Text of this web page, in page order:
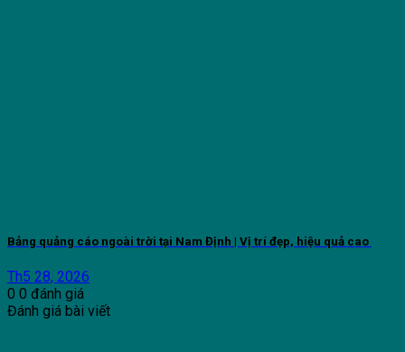
Bảng quảng cáo ngoài trời tại Nam Định | Vị trí đẹp, hiệu quả cao
Th5 28, 2026
0 0 đánh giá
Đánh giá bài viết